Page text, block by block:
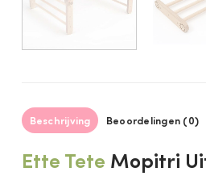
Beschrijving Beoordelingen (0)
Ette Tete Mopitri